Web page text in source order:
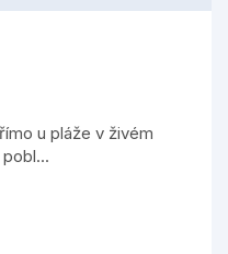
u pláže v živém